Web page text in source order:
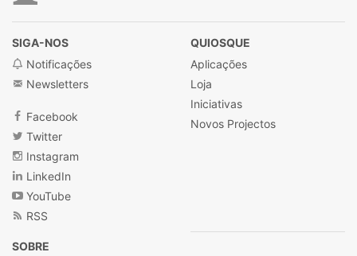
SIGA-NOS
Notificações
Newsletters
Facebook
Twitter
Instagram
LinkedIn
YouTube
RSS
QUIOSQUE
Aplicações
Loja
Iniciativas
Novos Projectos
SOBRE